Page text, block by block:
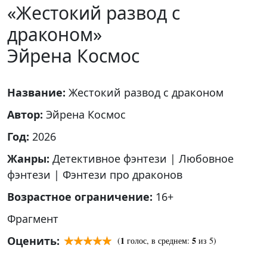
«Жестокий развод с
драконом»
Эйрена Космос
Название: Жестокий развод с драконом
Автор: Эйрена Космос
Год: 2026
Жанры: Детективное фэнтези | Любовное
фэнтези | Фэнтези про драконов
Возрастное ограничение: 16+
Фрагмент
Оценить:
(1 голос, в среднем: 5 из 5)